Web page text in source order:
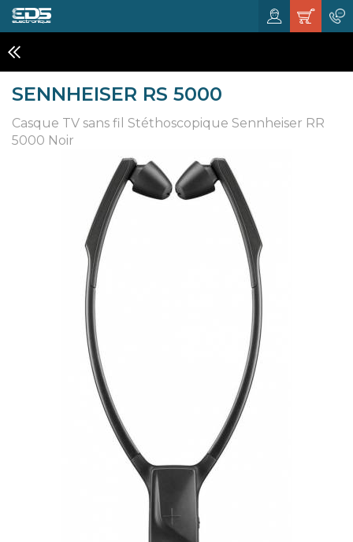
SENNHEISER RS 5000
Casque TV sans fil Stéthoscopique Sennheiser RR
5000 Noir